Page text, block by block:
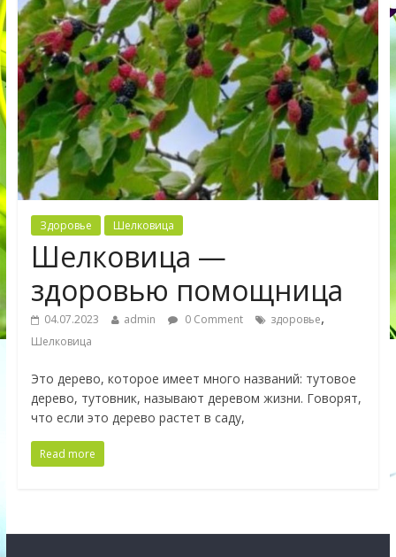
Здоровье Шелковица
Шелковица —
здоровью помощница
04.07.2023 admin 0 Comment здоровье,
Шелковица
Это дерево, которое имеет много названий: тутовое
дерево, тутовник, называют деревом жизни. Говорят,
что если это дерево растет в саду,
Read more